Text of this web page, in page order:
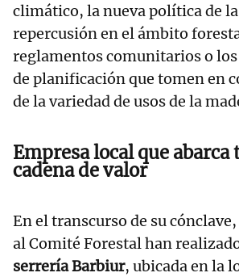
climático, la nueva política de la
repercusión en el ámbito
reglamentos comunitarios o
de planificación que tomen en
de la variedad de usos de la
Empresa local que abarca
cadena de valor
En el transcurso de su
al Comité Forestal han
serrería Barbiur, ubicada en la